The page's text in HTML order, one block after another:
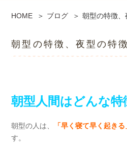
HOME ブログ 朝型の特徴
朝型の特徴、夜型の特徴
朝型人間はどんな特
朝型の人は、 「早く寝て早く起きる
す。